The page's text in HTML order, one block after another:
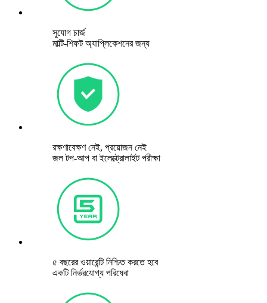
সুযোগ চার্জ
মাল্টি-শিফট অ্যাপ্লিকেশনের জন্য
রক্ষণাবেক্ষণ নেই, প্রয়োজন নেই
জল টপ-আপ বা ইলেক্ট্রোলাইট পরীক্ষা
৫ বছরের ওয়ারেন্টি নিশ্চিত করতে হবে
একটি নির্ভরযোগ্য পরিষেবা